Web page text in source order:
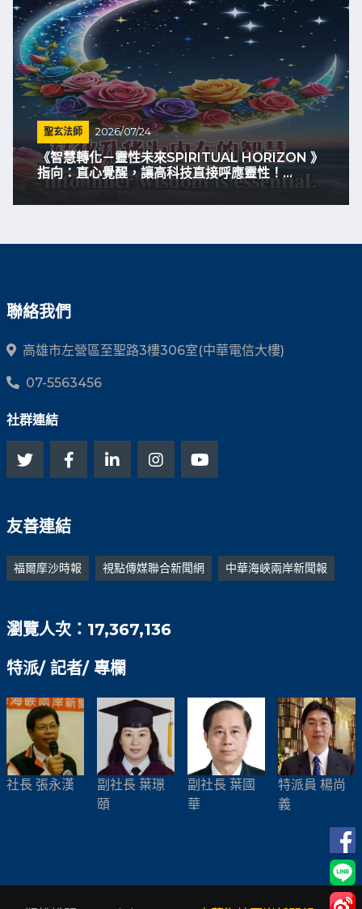
聖玄法師 2026/07/24
《智慧轉化－靈性未來SPIRITUAL HORIZON 》
指向：直心覺醒，讓高科技直接呼應靈性！...
聯絡我們
高雄市左營區至聖路3樓306室(中華電信大樓)
07-5563456
社群連結
友善連結
福爾摩沙時報 視點傳媒聯合新聞網 中華海峽兩岸新聞報
瀏覽人次：17,367,136
特派/ 記者/ 專欄
社長 張永漢
副社長 葉璟
頤
副社長 葉國
華
特派員 楊尚
義